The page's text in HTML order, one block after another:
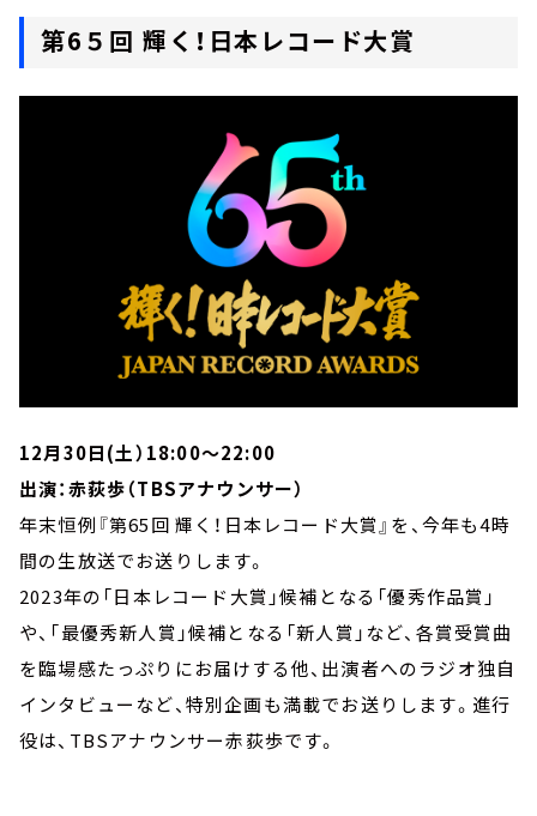
第6５回 輝く！日本レコード大賞
12月30日(土）18:00～22:00
出演：赤荻歩（TBSアナウンサー）
年末恒例『第65回 輝く！日本レコード大賞』を、今年も4時
間の生放送でお送りします。
2023年の「日本レコード大賞」候補となる「優秀作品賞」
や、「最優秀新人賞」候補となる「新人賞」など、各賞受賞曲
を臨場感たっぷりにお届けする他、出演者へのラジオ独自
インタビューなど、特別企画も満載でお送りします。進行
役は、TBSアナウンサー赤荻歩です。